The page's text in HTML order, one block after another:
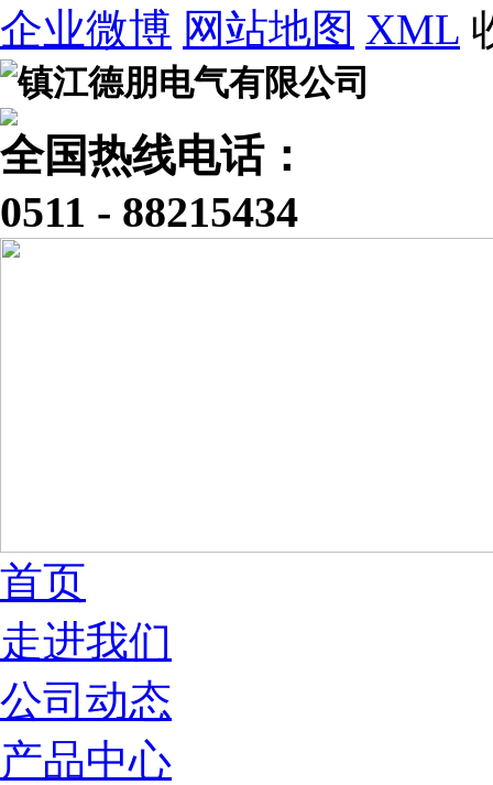
企业微博 网站地图 XML
全国热线电话：
0511 - 88215434
首页
走进我们
公司动态
产品中心